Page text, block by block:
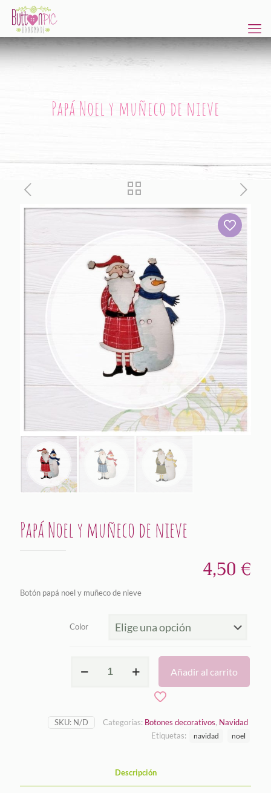
Papá Noel y muñeco de nieve
Papá Noel y muñeco de nieve
4,50 €
Botón papá noel y muñeco de nieve
Color
Noel
nieve
cantidad
Añadir al carrito
SKU: N/D Categorías: Botones decorativos, Navidad
Etiquetas:
navidad noel
Descripción